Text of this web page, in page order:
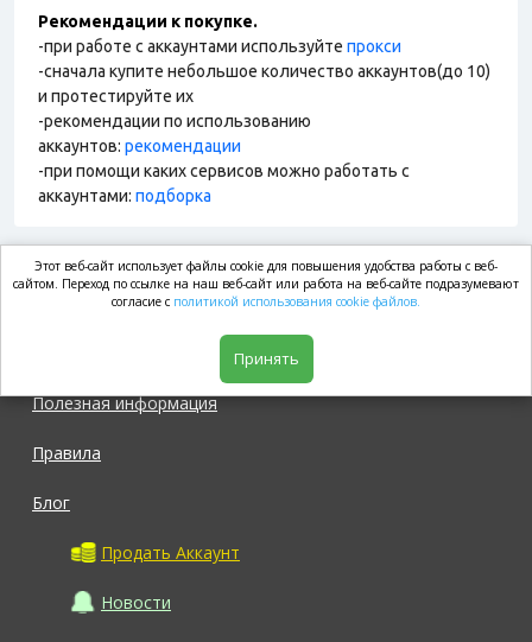
Рекомендации к покупке.
-при работе с аккаунтами используйте прокси
-сначала купите небольшое количество аккаунтов(до 10)
и протестируйте их
-рекомендации по использованию
аккаунтов: рекомендации
-при помощи каких сервисов можно работать с
аккаунтами: подборка
market.com
Полезная информация
Правила
Блог
Продать Аккаунт
Новости
Этот веб-сайт использует файлы cookie для повышения удобства работы с веб-
сайтом. Переход по ссылке на наш веб-сайт или работа на веб-сайте подразумевают
согласие с политикой использования cookie файлов.
Принять